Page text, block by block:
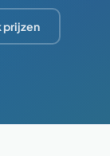
prijzen